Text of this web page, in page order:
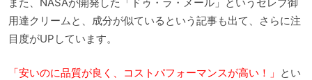
また、NASAが開発した「ドゥ・ラ・メール」というセレブ御
用達クリームと、成分が似ているという記事も出て、さらに注
目度がUPしています。
「安いのに品質が良く、コストパフォーマンスが高い！」 とい